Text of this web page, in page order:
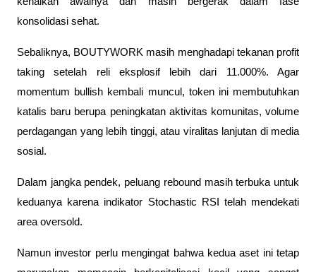
konsolidasi sehat.
Sebaliknya, BOUTYWORK masih menghadapi tekanan profit
taking setelah reli eksplosif lebih dari 11.000%. Agar
momentum bullish kembali muncul, token ini membutuhkan
katalis baru berupa peningkatan aktivitas komunitas, volume
perdagangan yang lebih tinggi, atau viralitas lanjutan di media
sosial.
Dalam jangka pendek, peluang rebound masih terbuka untuk
keduanya karena indikator Stochastic RSI telah mendekati
area oversold.
Namun investor perlu mengingat bahwa kedua aset ini tetap